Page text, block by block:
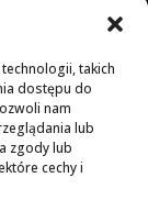
takich
dostępu do
nam
lub
zgody lub
cechy i